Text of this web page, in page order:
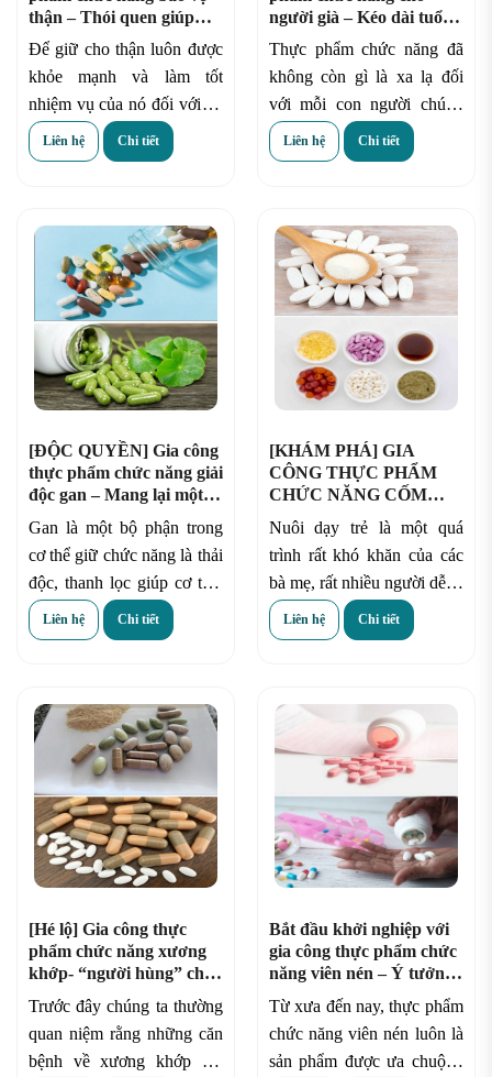
thận – Thói quen giúp
thận luôn khỏe mạnh
Để giữ cho thận luôn được
khỏe mạnh và làm tốt
nhiệm vụ của nó đối với cơ
thể, con người thường sử
dụng các sản phẩm
hỗ trợ chức năng thận, cải
thiện tình trạng thận để
tránh gây ra các bệnh về
thận, lợi tiểu và hỗ trợ bài
tiết dễ dàng.
Liên hệ Chi tiết
người già – Kéo dài tuổi
thọ
Thực phẩm chức năng đã
không còn gì là xa lạ đối
với mỗi con người chúng
ta. Hãy thể hiện sự quan
tâm và yêu thương sức
chọn những sản phẩmg
ia
công thực phẩm chức
năng cho người già
tuổi trong gia đình.
Liên hệ Chi tiết
[ĐỘC QUYỀN] Gia công
thực phẩm chức năng giải
độc gan – Mang lại một
“lá gan” khỏe mạnh
Gan là một bộ phận trong
cơ thể giữ chức năng là thải
độc, thanh lọc giúp cơ thể.
Là bộ phận lớn nhất trong
số các bộ phận và là trung
Liên hệ Chi tiết
[KHÁM PHÁ] GIA
CÔNG THỰC PHẨM
CHỨC NĂNG CỐM
BỘT: THAY ĐỔI TƯ
DUY NUÔI DẠY TRẺ
Nuôi dạy trẻ là một quá
trình rất khó khăn của các
bà mẹ, rất nhiều người dễ bị
trầm cảm khi chăm con.
Bởi chỉ cần bé biếng ăn hay
lắng. Các bà mẹ Việt
thường có xu hướng chăm
con theo những quan niệm
truyền thống, do đó theo
một cách vô tình gây ảnh
hưởng đến sự phát triển của
bé.
Liên hệ Chi tiết
[Hé lộ] Gia công thực
phẩm chức năng xương
khớp- “người hùng” cho
một cơ thể linh hoạt
Trước đây chúng ta thường
quan niệm rằng những căn
bệnh về xương khớp chỉ
Bắt đầu khởi nghiệp với
gia công thực phẩm chức
năng viên nén – Ý tưởng
kinh doanh đầy hứa hẹn
Từ xưa đến nay, thực phẩm
chức năng viên nén luôn là
sản phẩm được ưa chuộng